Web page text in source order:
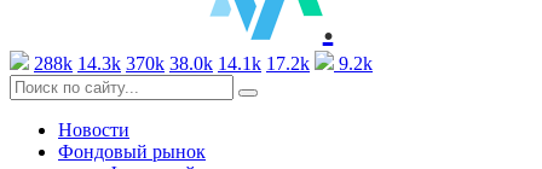
.
288k 14.3k 370k 38.0k 14.1k 17.2k 9.2k
Новости
Фондовый рынок